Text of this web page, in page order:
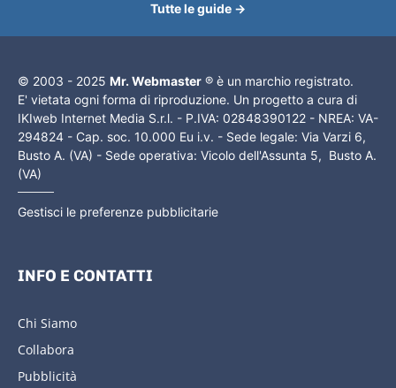
Tutte le guide →
© 2003 - 2025 Mr. Webmaster ® è un marchio registrato.
E' vietata ogni forma di riproduzione. Un progetto a cura di
IKIweb Internet Media S.r.l. - P.IVA: 02848390122 - NREA: VA-
294824 - Cap. soc. 10.000 Eu i.v. - Sede legale: Via Varzi 6,
Busto A. (VA) - Sede operativa: Vicolo dell'Assunta 5, Busto A.
(VA)
Gestisci le preferenze pubblicitarie
INFO E CONTATTI
Chi Siamo
Collabora
Pubblicità